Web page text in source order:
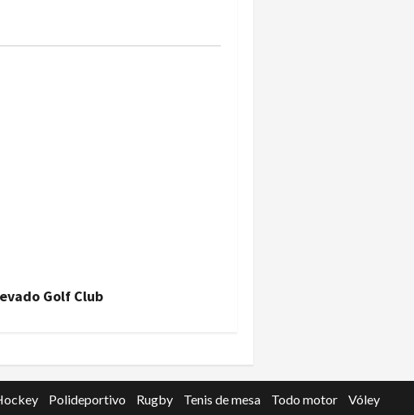
Golf Club
Polideportivo Rugby Tenis de mesa Todo motor Vóley